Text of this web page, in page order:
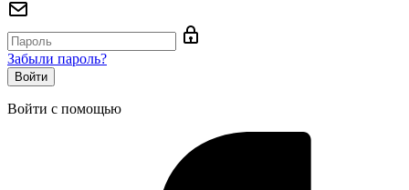
Забыли пароль?
Войти с помощью